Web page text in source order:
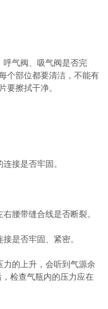
呼气阀、吸气阀是否完
个部位都要清洁，不能有
要擦拭干净。
接是否牢固。
腰带缝合线是否断裂。
是否牢固、紧密。
的上升，会听到气源余
检查气瓶内的压力应在